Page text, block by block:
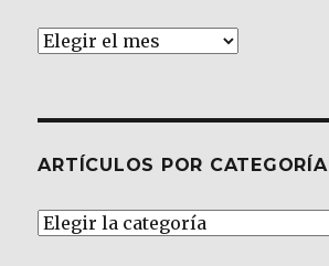
Archivos
ARTÍCULOS POR CATEGORÍA
Artículos